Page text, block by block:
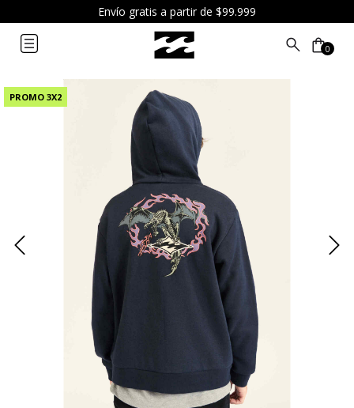
Envío gratis a partir de $99.999
0
PROMO 3X2